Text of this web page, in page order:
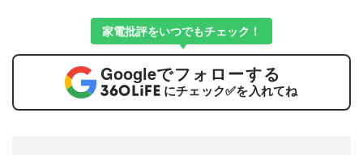
家電批評をいつでもチェック！
Googleでフォローする
にチェック✅を入れてね